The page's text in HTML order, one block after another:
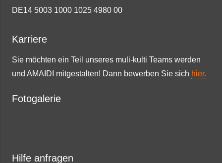
DE14 5003 1000 1025 4980 00
Karriere
Sie möchten ein Teil unseres muli-kulti Teams werden
und AMAIDI mitgestalten! Dann bewerben Sie sich hier.
Fotogalerie
Hilfe anfragen